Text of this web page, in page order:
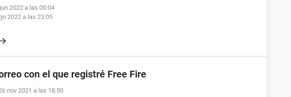
2022 a las 00:04
2022 a las 23:05
con el que registré Free Fire
nov 2021 a las 18:50